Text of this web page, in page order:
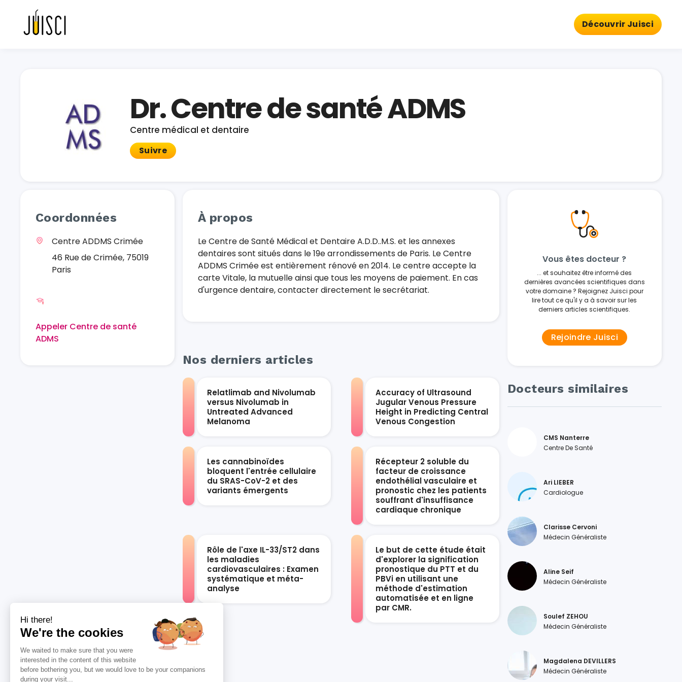
Découvrir Juisci
Dr. Centre de santé ADMS
Centre médical et dentaire
Suivre
Coordonnées
Centre ADDMS Crimée
46 Rue de Crimée, 75019
Paris
Appeler Centre de santé
ADMS
À propos
Le Centre de Santé Médical et Dentaire A.D.D..M.S. et les annexes
dentaires sont situés dans le 19e arrondissements de Paris. Le Centre
ADDMS Crimée est entièrement rénové en 2014. Le centre accepte la
carte Vitale, la mutuelle ainsi que tous les moyens de paiement. En cas
d'urgence dentaire, contacter directement le secrétariat.
Nos derniers articles
Relatlimab and Nivolumab
versus Nivolumab in
Untreated Advanced
Melanoma
Accuracy of Ultrasound
Jugular Venous Pressure
Height in Predicting Central
Venous Congestion
Les cannabinoïdes
bloquent l'entrée cellulaire
du SRAS-CoV-2 et des
variants émergents
Récepteur 2 soluble du
facteur de croissance
endothélial vasculaire et
pronostic chez les patients
souffrant d'insuffisance
cardiaque chronique
Rôle de l'axe IL-33/ST2 dans
les maladies
cardiovasculaires : Examen
systématique et méta-
analyse
Le but de cette étude était
d'explorer la signification
pronostique du PTT et du
PBVi en utilisant une
méthode d'estimation
automatisée et en ligne
par CMR.
Vous êtes docteur ?
... et souhaitez être informé des
dernières avancées scientifiques dans
votre domaine ? Rejoignez Juisci pour
lire tout ce qu'il y a à savoir sur les
derniers articles scientifiques.
Rejoindre Juisci
Docteurs similaires
CMS Nanterre
Centre De Santé
Ari LIEBER
Cardiologue
Clarisse Cervoni
Médecin Généraliste
Aline Seif
Médecin Généraliste
Soulef ZEHOU
Médecin Généraliste
Magdalena DEVILLERS
Médecin Généraliste
Hi there!
We're the cookies
We waited to make sure that you were
interested in the content of this website
before bothering you, but we would love to be your companions
during your visit...